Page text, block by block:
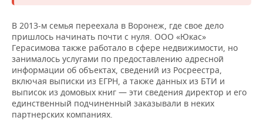
В 2013-м семья переехала в Воронеж, где свое дело
пришлось начинать почти с нуля. ООО «Юкас»
Герасимова также работало в сфере недвижимости, но
занималось услугами по предоставлению адресной
информации об объектах, сведений из Росреестра,
включая выписки из ЕГРН, а также данных из БТИ и
выписок из домовых книг — эти сведения директор и его
единственный подчиненный заказывали в неких
партнерских компаниях.